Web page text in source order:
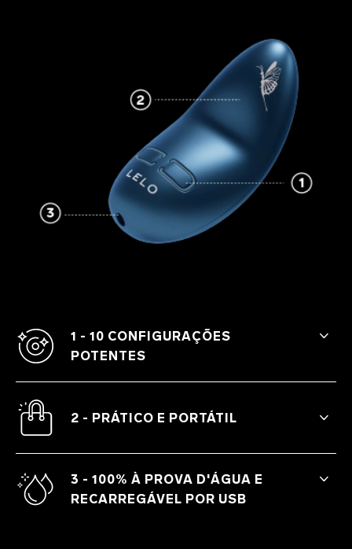
1 - 10 CONFIGURAÇÕES
POTENTES
de vibração, variando a intensidade de um
sussurro provocante a pulsações
2 - PRÁTICO E PORTÁTIL
Com seu design compacto e discreto, o
NEA™ 3 está sempre ao seu lado, aonde
quer que você vá.
3 - 100% À PROVA D'ÁGUA E
RECARREGÁVEL POR USB